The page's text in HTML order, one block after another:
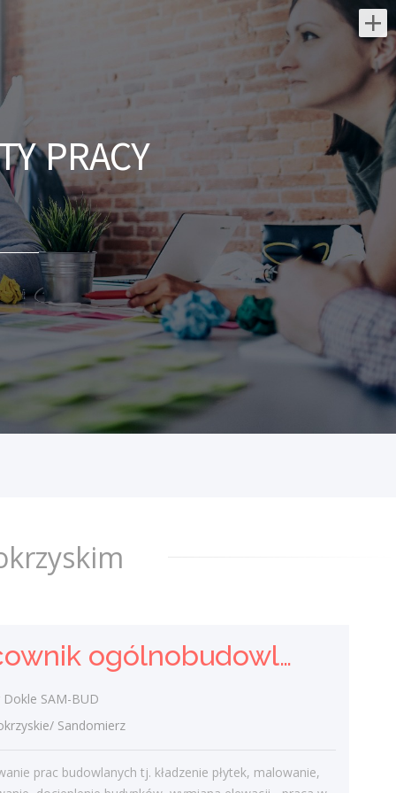
Najnowsze oferty pracy:
Partner Biznesowy /
Partnerka Biznesowa –
agencja marketingu online
AGENCJAWIRTUALNA.PL
świętokrzyskie/
Zakres działania: rozwijanie własnej
działalności w branży marketingu
internetowego w oparciu o model
franczyzowy; pozyskiwanie klientów
biznesowych i...
dzisiaj
Pracownik ogólnobudowlany (
k/m)
wymiana elewacji - praca w godz. 7.00-
Wulkanizator
wyważanie kół- praca w godz. 8.00-16.00
PRACY
Pracownik ogólnobudowlany ( k/m)
Dokle SAM-BUD
Sandomierz
prac budowlanych tj. kładzenie płytek, malowanie,